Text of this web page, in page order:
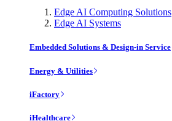
Edge AI Computing Solutions
Edge AI Systems
Embedded Solutions & Design-in Service
Energy & Utilities
iFactory
iHealthcare